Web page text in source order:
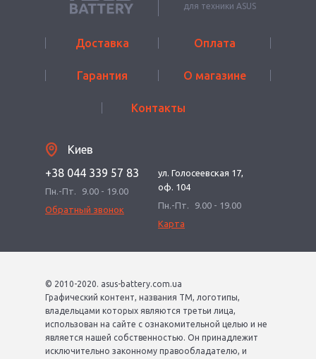
для техники ASUS
Доставка Оплата
Гарантия О магазине
Контакты
Киев
+38 044 339 57 83
Пн.-Пт.
9.00 - 19.00
Обратный звонок
ул. Голосеевская 17,
оф. 104
Пн.-Пт.
9.00 - 19.00
Карта
© 2010-2020. asus-battery.com.ua
Графический контент, названия ТМ, логотипы,
владельцами которых являются третьи лица,
использован на сайте с ознакомительной целью и не
является нашей собственностью. Он принадлежит
исключительно законному правообладателю, и